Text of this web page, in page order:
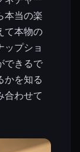
本当の楽
て本物の
ップショ
できるで
かを知る
合わせて